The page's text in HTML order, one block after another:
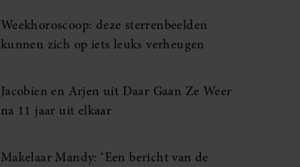
Weekhoroscoop: deze sterrenbeelden
kunnen zich op iets leuks verheugen
Jacobien en Arjen uit Daar Gaan Ze Weer
na 11 jaar uit elkaar
Makelaar Mandy: ‘Een bericht van de